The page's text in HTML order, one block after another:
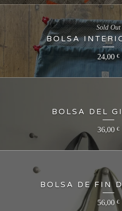
BOLSA
24,00 €
Sold Out
BOLSA DEL
36,00 €
BOLSA DE FIN
56,00€